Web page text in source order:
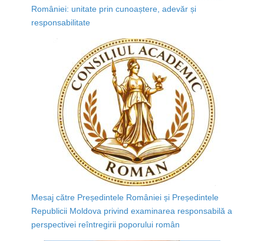
României: unitate prin cunoaștere, adevăr și
responsabilitate
Mesaj către Președintele României și Președintele
Republicii Moldova privind examinarea responsabilă a
perspectivei reîntregirii poporului român